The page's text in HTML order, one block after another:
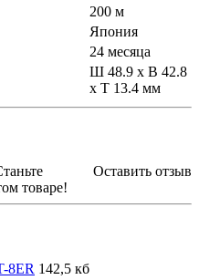
200 м
Япония
24 месяца
Ш 48.9 x В 42.8
x Т 13.4 мм
Оставить отзыв
товаре!
8ER 142,5 кб